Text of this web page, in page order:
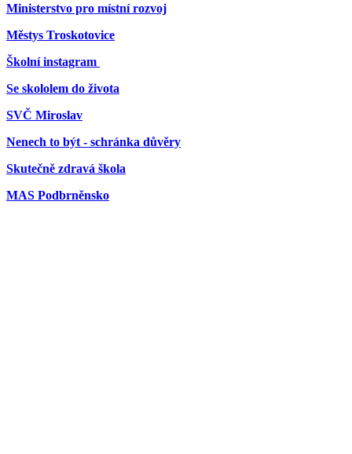
Ministerstvo pro místní rozvoj
Městys Troskotovice
Školní instagram
Se skololem do života
SVČ Miroslav
Nenech to být - schránka důvěry
Skutečně zdravá škola
MAS Podbrněnsko